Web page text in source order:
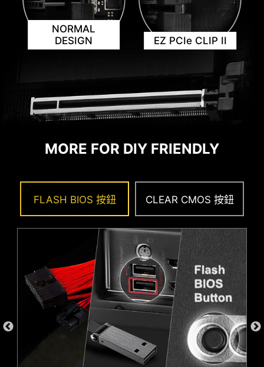
NORMAL
DESIGN
EZ PCIe CLIP II
MORE FOR DIY FRIENDLY
FLASH BIOS 按鈕 CLEAR CMOS 按鈕
區域淨空
雙重防靜電保護
附贈線材可快速直接串接主機板前方面板。
EZ 記憶體檢測指示燈
起，省去排除故障時的猜測過程。